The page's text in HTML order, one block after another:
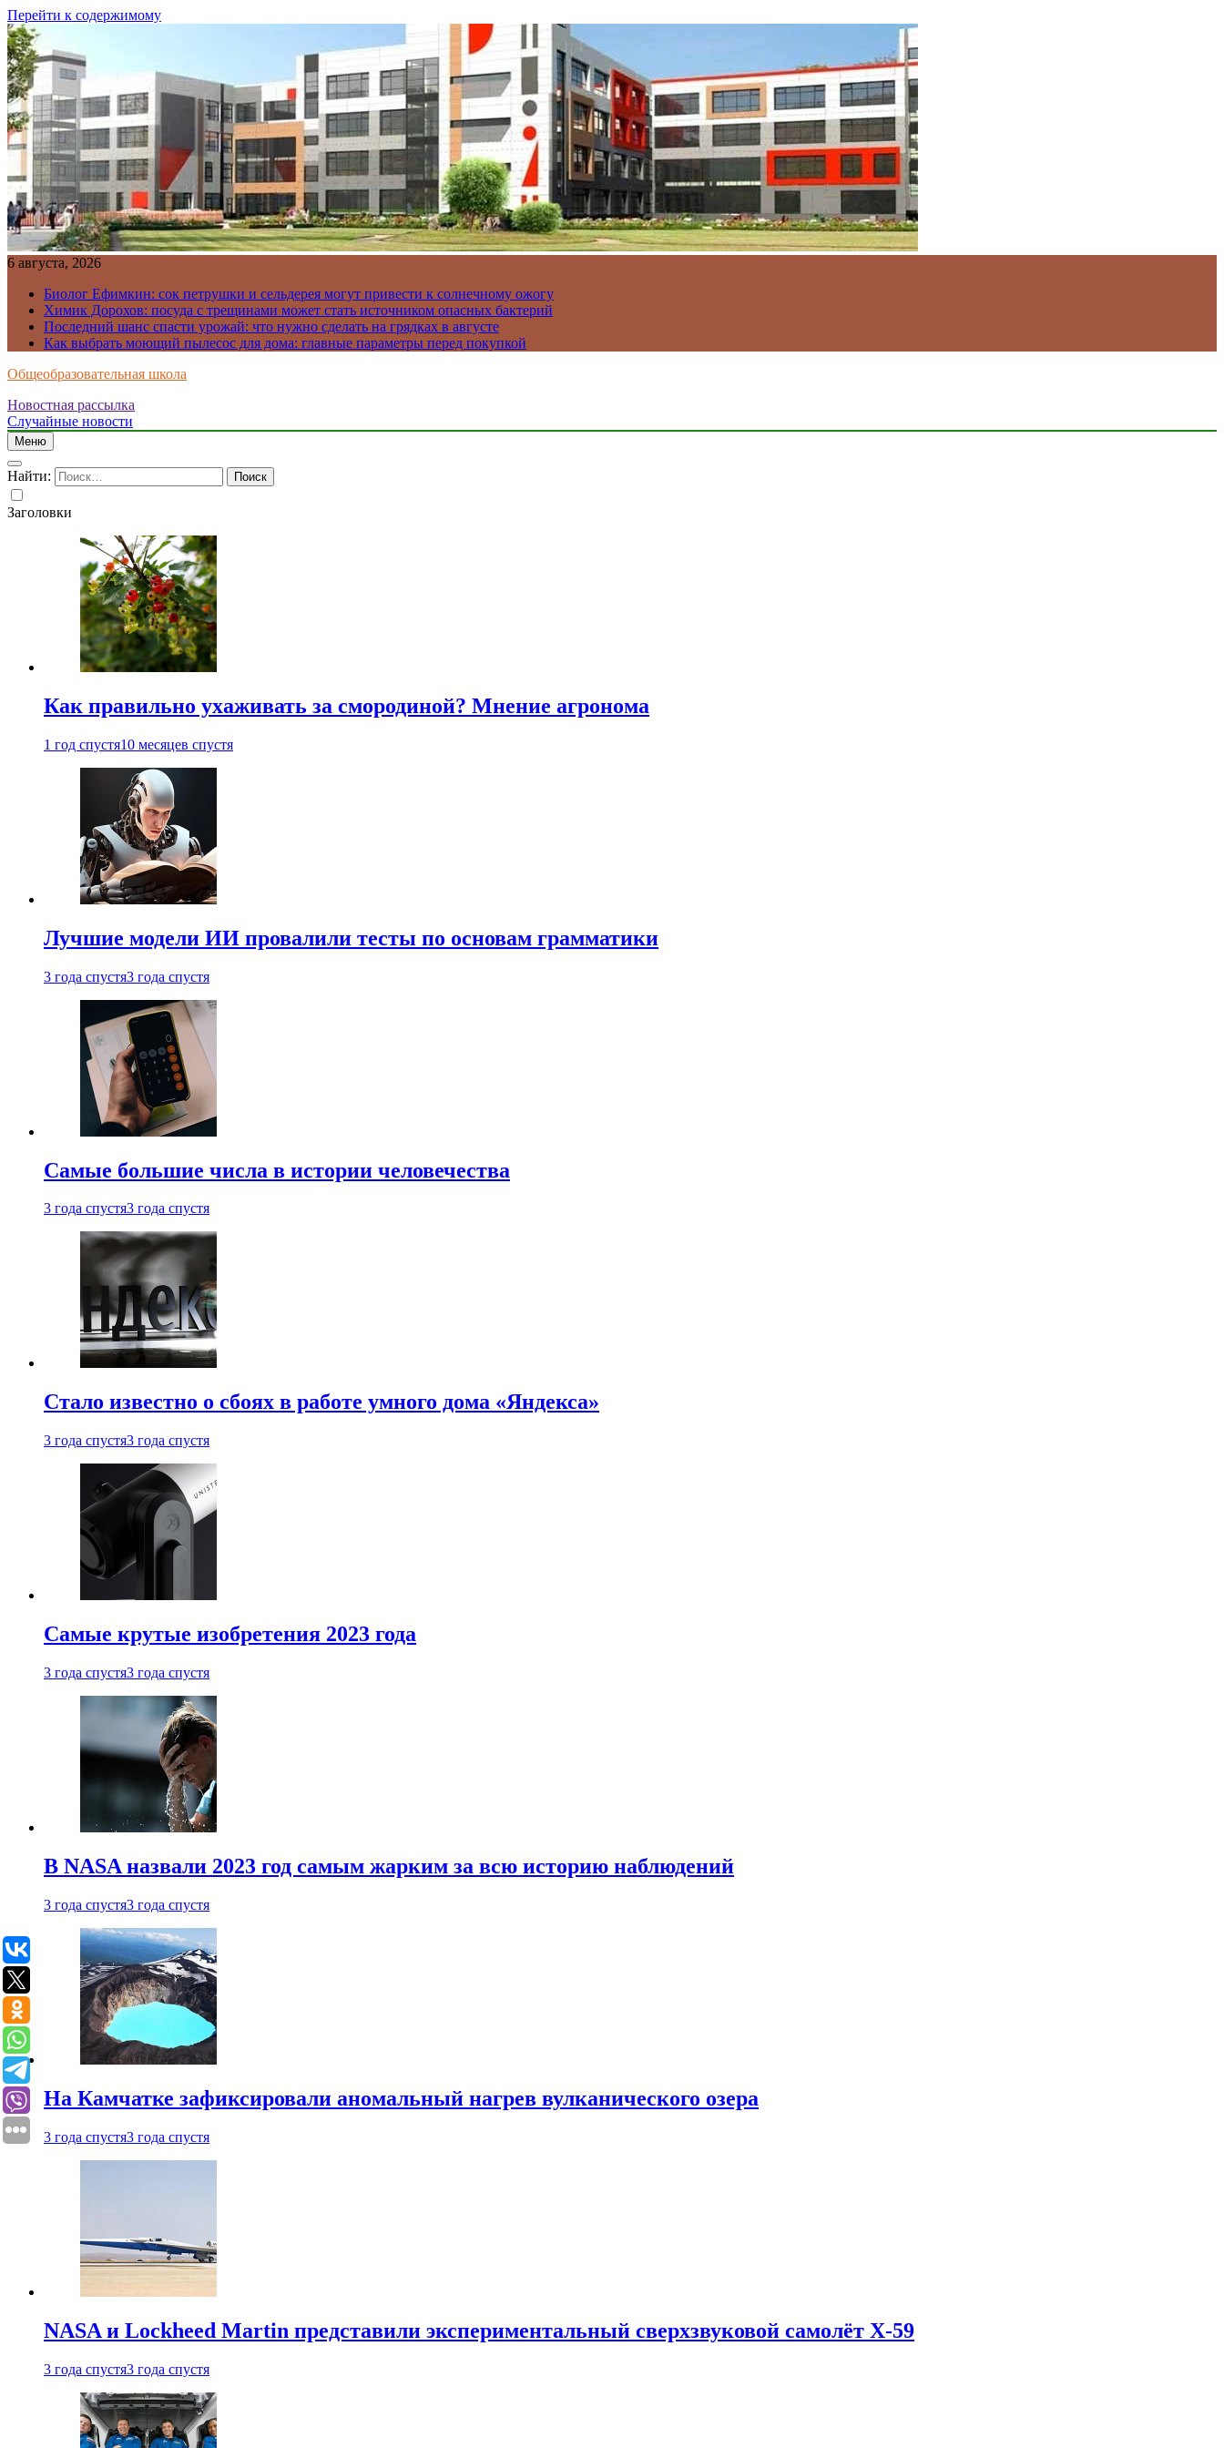
Перейти к содержимому
6 августа, 2026
Биолог Ефимкин: сок петрушки и сельдерея могут привести к солнечному ожогу
Химик Дорохов: посуда с трещинами может стать источником опасных бактерий
Последний шанс спасти урожай: что нужно сделать на грядках в августе
Как выбрать моющий пылесос для дома: главные параметры перед покупкой
Общеобразовательная школа
Новостная рассылка
Случайные новости
Меню
Найти:
Заголовки
Как правильно ухаживать за смородиной? Мнение агронома
1 год спустя10 месяцев спустя
Лучшие модели ИИ провалили тесты по основам грамматики
3 года спустя3 года спустя
Самые большие числа в истории человечества
3 года спустя3 года спустя
Стало известно о сбоях в работе умного дома «Яндекса»
3 года спустя3 года спустя
Самые крутые изобретения 2023 года
3 года спустя3 года спустя
В NASA назвали 2023 год самым жарким за всю историю наблюдений
3 года спустя3 года спустя
На Камчатке зафиксировали аномальный нагрев вулканического озера
3 года спустя3 года спустя
NASA и Lockheed Martin представили экспериментальный сверхзвуковой самолёт X-59
3 года спустя3 года спустя